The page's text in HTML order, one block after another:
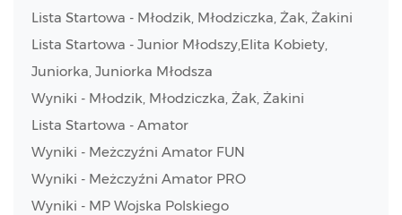
Lista Startowa - Młodzik, Młodziczka, Żak, Żakini
Lista Startowa - Junior Młodszy,Elita Kobiety,
Juniorka, Juniorka Młodsza
Wyniki - Młodzik, Młodziczka, Żak, Żakini
Lista Startowa - Amator
Wyniki - Meżczyźni Amator FUN
Wyniki - Meżczyźni Amator PRO
Wyniki - MP Wojska Polskiego